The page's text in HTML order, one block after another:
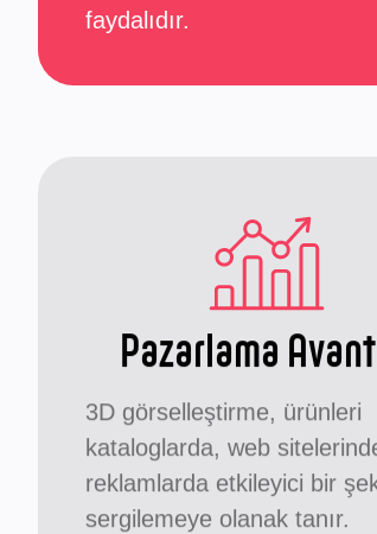
faydalıdır.
Pazarlama
3D görselleştirme, ürünleri
kataloglarda, web
reklamlarda etkileyici bir
sergilemeye olanak tanır.